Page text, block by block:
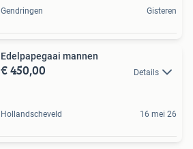
Gendringen Gisteren
Edelpapegaai mannen
€ 450,00 Details
Hollandscheveld 16 mei 26